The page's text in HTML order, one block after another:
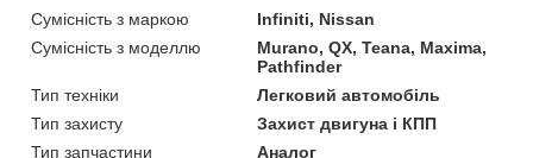
Сумісність з маркою
Infiniti, Nissan
Сумісність з моделлю
Murano, QX, Teana, Maxima,
Pathfinder
Тип техніки
Легковий автомобіль
Тип захисту
Захист двигуна і КПП
Тип запчастини
Аналог